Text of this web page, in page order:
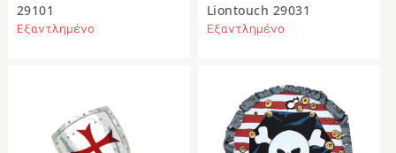
29101
Εξαντλημένο
Liontouch 29031
Εξαντλημένο